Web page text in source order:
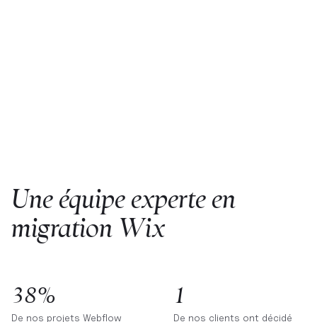
Une équipe experte en
migration Wix
38%
De nos projets Webflow
1
De nos clients ont décidé